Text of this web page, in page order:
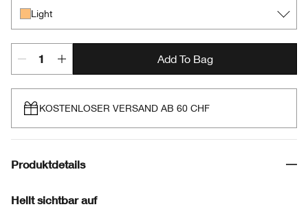
Light
Add To Bag
KOSTENLOSER VERSAND AB 60 CHF
Produktdetails
Hellt sichtbar auf